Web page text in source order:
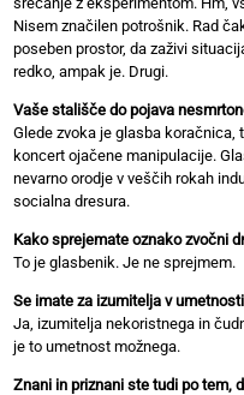
Nisem značilen potrošnik. Rad
poseben prostor, da zaživi
redko, ampak je. Drugi.
Vaše stališče do pojava
Glede zvoka je glasba koračnica,
koncert ojačene manipulacije.
nevarno orodje v veščih rokah
socialna dresura.
Kako sprejemate oznako zvočni
To je glasbenik. Je ne sprejmem.
Se imate za izumitelja v
Ja, izumitelja nekoristnega in
je to umetnost možnega.
Znani in priznani ste tudi po tem,